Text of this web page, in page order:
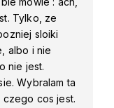
Tylko, ze
sloiki
albo i nie
nie jest.
Wybralam ta
cos jest.